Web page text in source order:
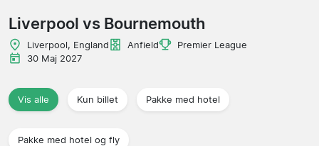
Liverpool vs Bournemouth
Liverpool, England Anfield
Premier League
30 Maj 2027
Vis alle Kun billet Pakke med hotel
Pakke med hotel og fly